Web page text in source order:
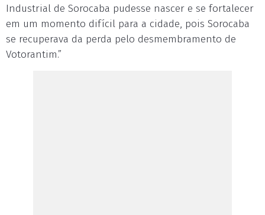
Industrial de Sorocaba pudesse nascer e se fortalecer
em um momento difícil para a cidade, pois Sorocaba
se recuperava da perda pelo desmembramento de
Votorantim.”